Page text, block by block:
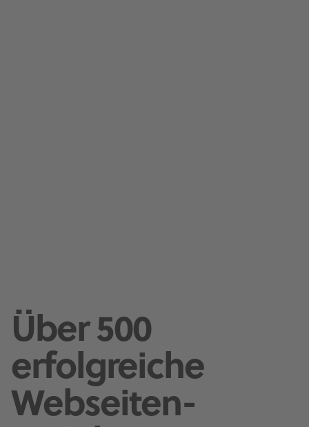
Über 500
erfolgreiche
Webseiten-